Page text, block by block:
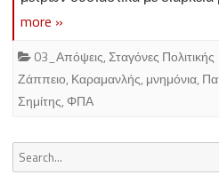
more »
03_Απόψεις,Σταγόνες Πολιτικής
Ζάππειο, Καραμανλής, μνημόνια,
Σημίτης, ΦΠΑ
Search
for: